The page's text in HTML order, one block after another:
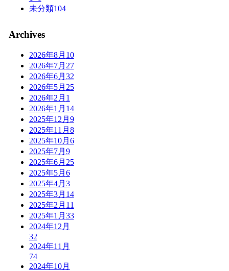
未分類104
Archives
2026年8月 10
2026年7月 27
2026年6月 32
2026年5月 25
2026年2月 1
2026年1月 14
2025年12月 9
2025年11月 8
2025年10月 6
2025年7月 9
2025年6月 25
2025年5月 6
2025年4月 3
2025年3月 14
2025年2月 11
2025年1月 33
2024年12月
32
2024年11月
74
2024年10月